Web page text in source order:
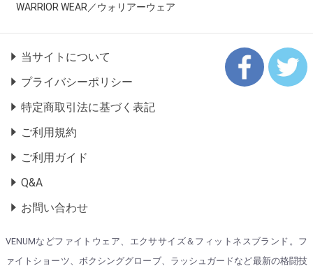
WARRIOR WEAR／ウォリアーウェア
当サイトについて
プライバシーポリシー
特定商取引法に基づく表記
ご利用規約
ご利用ガイド
Q&A
お問い合わせ
VENUMなどファイトウェア、エクササイズ＆フィットネスブランド。フ
ァイトショーツ、ボクシンググローブ、ラッシュガードなど最新の格闘技